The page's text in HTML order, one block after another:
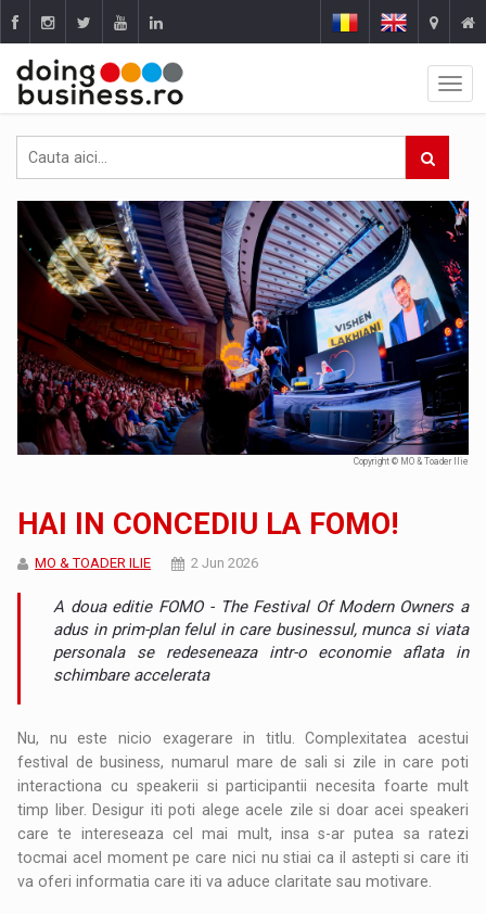
Copyright © MO & Toader Ilie
HAI IN CONCEDIU LA FOMO!
MO & TOADER ILIE 2 Jun 2026
A doua editie FOMO - The Festival Of Modern Owners a
adus in prim-plan felul in care businessul, munca si viata
personala se redeseneaza intr-o economie aflata in
schimbare accelerata
Nu, nu este nicio exagerare in titlu. Complexitatea acestui
festival de business, numarul mare de sali si zile in care poti
interactiona cu speakerii si participantii necesita foarte mult
timp liber. Desigur iti poti alege acele zile si doar acei speakeri
care te intereseaza cel mai mult, insa s-ar putea sa ratezi
tocmai acel moment pe care nici nu stiai ca il astepti si care iti
va oferi informatia care iti va aduce claritate sau motivare.